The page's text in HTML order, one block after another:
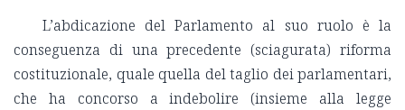
L’abdicazione del Parlamento al suo ruolo è la
conseguenza di una precedente (sciagurata) riforma
costituzionale, quale quella del taglio dei parlamentari,
che ha concorso a indebolire (insieme alla legge